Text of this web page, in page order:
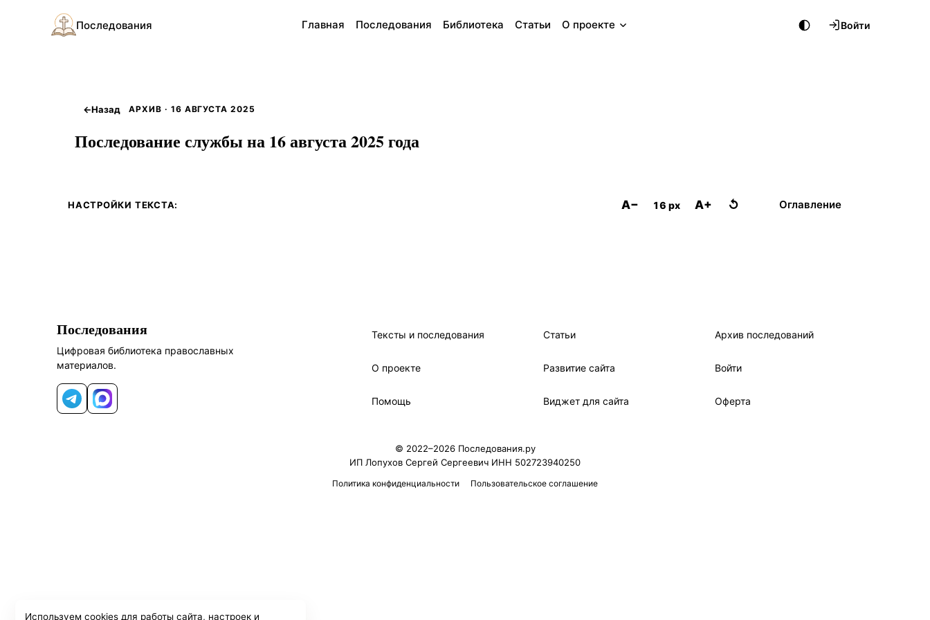
Последования Главная Последования Библиотека Статьи О проекте Войти
←Назад АРХИВ · 16 АВГУСТА 2025
Последование службы на 16 августа 2025 года
НАСТРОЙКИ ТЕКСТА: A− 16 px A+ ↺ Оглавление
Последования
Цифровая библиотека православных
материалов.
Telegram
MAX
Тексты и последования Статьи Архив последований
О проекте Развитие сайта Войти
Помощь Виджет для сайта Оферта
© 2022–2026 Последования.ру
ИП Лопухов Сергей Сергеевич ИНН 502723940250
Политика конфиденциальности Пользовательское соглашение
Используем cookies для работы сайта, настроек и